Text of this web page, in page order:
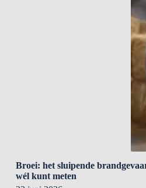
Broei: het sluipende
wél kunt meten